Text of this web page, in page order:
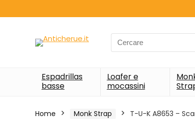
Search
for:
Espadrillas
basse
Loafer e
mocassini
Home Monk Strap T-U-K A8653 –